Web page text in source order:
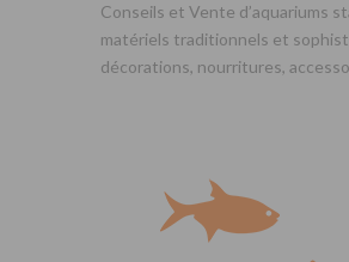
Conseils et Vente d’aquariums
matériels traditionnels et
décorations, nourritures,